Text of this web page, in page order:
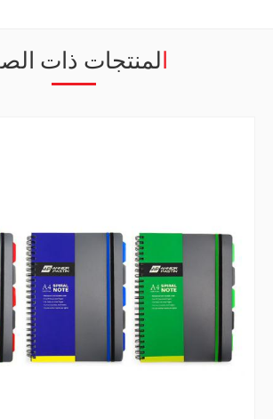
المنتجات ذات